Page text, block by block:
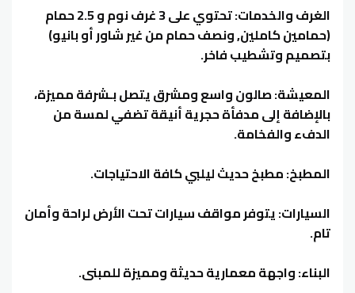
الغرف والخدمات: تحتوي على 3 غرف نوم و 2.5 حمام
(حمامين كاملين, ونصف حمام من غير شاور أو بانيو)
بتصميم وتشطيب فاخر.
المعيشة: صالون واسع ومشرق يتصل بـشرفة مميزة،
بالإضافة إلى مدفأة حجرية أنيقة تضفي لمسة من
الدفء والفخامة.
المطبخ: مطبخ حديث ليلبي كافة الاحتياجات.
السيارات: يتوفر مواقف سيارات تحت الأرض لراحة وأمان
تام.
البناء: واجهة معمارية حديثة ومميزة للمبنى.